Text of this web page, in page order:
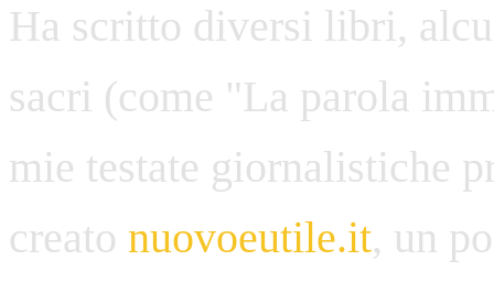
Ha scritto diversi libri,
sacri (come "La parola
mie testate giornalistiche
creato nuovoeutile.it, un